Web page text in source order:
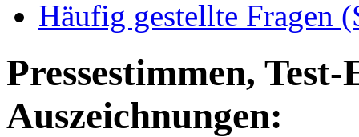
Häufig gestellte Fragen
Pressestimmen,
Auszeichnungen: